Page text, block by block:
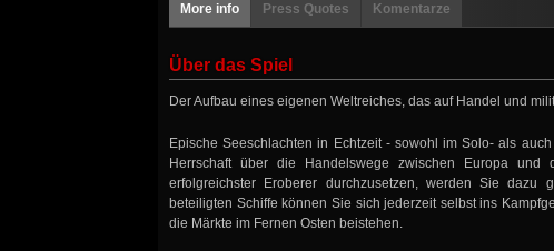
More info Press Quotes Komentarze
Über das Spiel
Der Aufbau eines eigenen Weltreiches, das auf Handel und
Epische Seeschlachten in Echtzeit - sowohl im Solo- als
Herrschaft über die Handelswege zwischen Europa
erfolgreichster Eroberer durchzusetzen, werden Sie dazu
beteiligten Schiffe können Sie sich jederzeit selbst ins
die Märkte im Fernen Osten beistehen.